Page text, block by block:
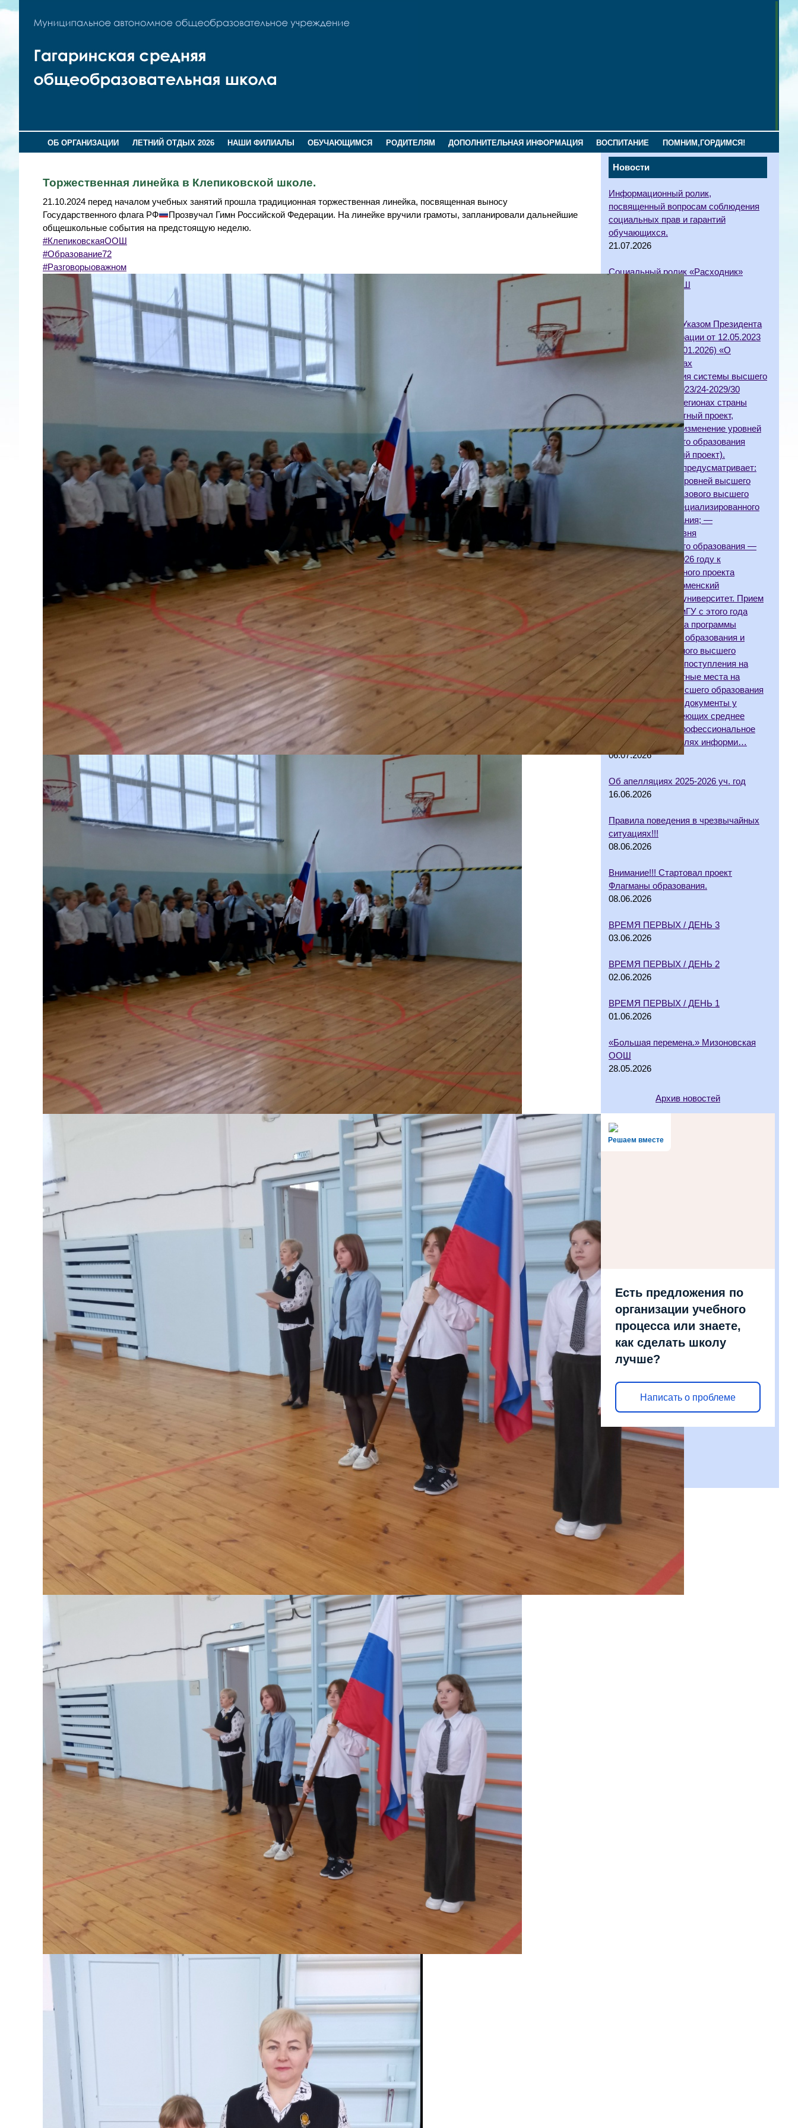
ОБ ОРГАНИЗАЦИИ ЛЕТНИЙ ОТДЫХ 2026 НАШИ ФИЛИАЛЫ ОБУЧАЮЩИМСЯ РОДИТЕЛЯМ ДОПОЛНИТЕЛЬНАЯ ИНФОРМАЦИЯ ВОСПИТАНИЕ ПОМНИМ,ГОРДИМСЯ!
Новости
Информационный ролик,
посвященный вопросам соблюдения
социальных прав и гарантий
обучающихся.
21.07.2026
Социальный ролик «Расходник»
Клепиковская ООШ
В соответствии с Указом Президента
Российской Федерации от 12.05.2023
№ 343 (ред. от 22.01.2026) «О
некоторых вопросах
совершенствования системы высшего
образования» в 2023/24-2029/30
учебных годах в регионах страны
реализуется пилотный проект,
направленный на изменение уровней
профессионального образования
(далее — пилотный проект).
Пилотный проект предусматривает:
— установление уровней высшего
образования — базового высшего
образования и специализированного
высшего образования; —
установление уровня
профессионального образования —
аспирантуры. В 2026 году к
реализации пилотного проекта
присоединился Тюменский
государственный университет. Прием
на обучение в ТюмГУ с этого года
осуществляется на программы
базового высшего образования и
специализированного высшего
образования. Для поступления на
бюджетные и платные места на
специальности высшего образования
ТюмГУ принимает документы у
абитуриентов, имеющих среднее
общее, среднее профессиональное
образование. В целях информи…
06.07.2026
Об апелляциях 2025-2026 уч. год
16.06.2026
Правила поведения в чрезвычайных
ситуациях!!!
08.06.2026
Внимание!!! Стартовал проект
Флагманы образования.
08.06.2026
ВРЕМЯ ПЕРВЫХ / ДЕНЬ 3
03.06.2026
ВРЕМЯ ПЕРВЫХ / ДЕНЬ 2
02.06.2026
ВРЕМЯ ПЕРВЫХ / ДЕНЬ 1
01.06.2026
«Большая перемена.» Мизоновская
ООШ
28.05.2026
Архив новостей
Решаем вместе
Есть предложения по
организации учебного
процесса или знаете,
как сделать школу
лучше?
Написать о проблеме
Торжественная линейка в Клепиковской школе.
21.10.2024 перед началом учебных занятий прошла традиционная торжественная линейка, посвященная выносу
Государственного флага РФ
Прозвучал Гимн Российской Федерации. На линейке вручили грамоты, запланировали дальнейшие
общешкольные события на предстоящую неделю.
#КлепиковскаяООШ
#Образование72
#Разговорыоважном